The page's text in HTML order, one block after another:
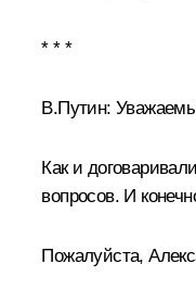
* * *
В.Путин:
Как и
вопросов. И
Пожалуйста,